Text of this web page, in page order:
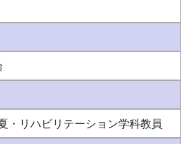
リハビリテーション学科教員